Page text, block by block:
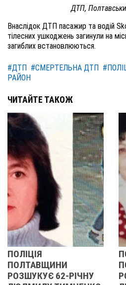
ДТП,
Внаслідок ДТП пасажир та водій
тілесних ушкоджень загинули на
загиблих встановлюються.
#ДТП #СМЕРТЕЛЬНА ДТП
РАЙОН
ЧИТАЙТЕ ТАКОЖ
ПОЛТАВЩИНИ
РОЗШУКУЄ 67-